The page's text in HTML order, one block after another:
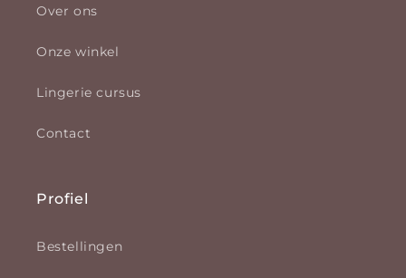
Over ons
Onze winkel
Lingerie cursus
Contact
Profiel
Bestellingen